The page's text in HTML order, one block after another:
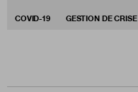
COVID-19 GESTION DE CRISE